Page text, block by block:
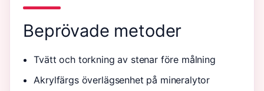
Beprövade metoder
Tvätt och torkning av stenar före målning
Akrylfärgs överlägsenhet på mineralytor